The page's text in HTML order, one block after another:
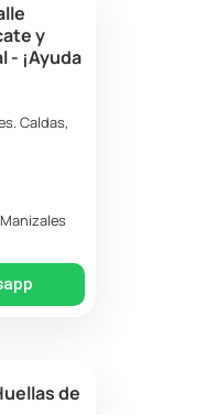
y
- ¡Ayuda
.Caldas,
de